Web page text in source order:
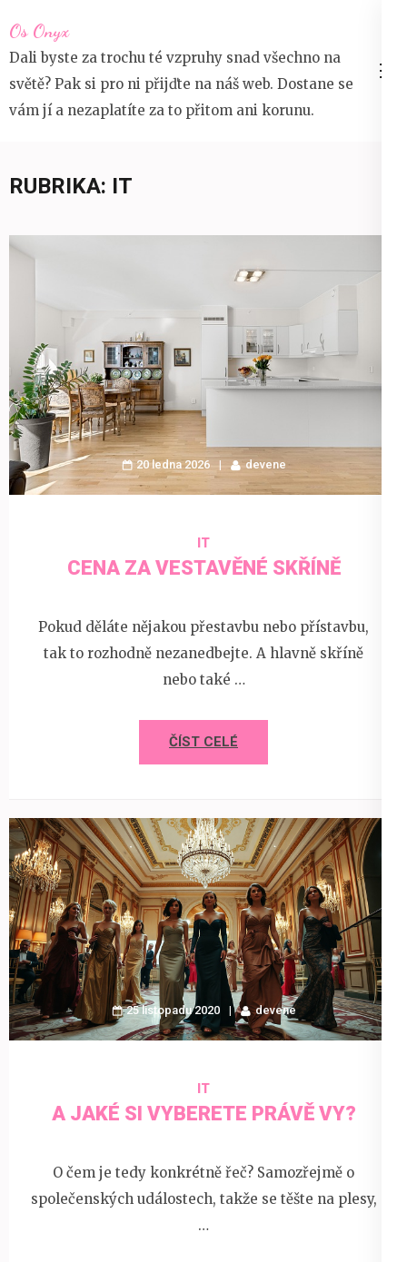
na
obsah
(stiskněte
Enter)
Os Onyx
Dali byste za trochu té vzpruhy snad všechno na
světě? Pak si pro ni přijďte na náš web. Dostane se
vám jí a nezaplatíte za to přitom ani korunu.
RUBRIKA: IT
20 ledna 2026 devene
IT
CENA ZA VESTAVĚNÉ SKŘÍNĚ
Pokud děláte nějakou přestavbu nebo přístavbu,
tak to rozhodně nezanedbejte. A hlavně skříně
nebo také …
ČÍST CELÉ
25 listopadu 2020 devene
IT
A JAKÉ SI VYBERETE PRÁVĚ VY?
O čem je tedy konkrétně řeč? Samozřejmě o
společenských událostech, takže se těšte na plesy,
…